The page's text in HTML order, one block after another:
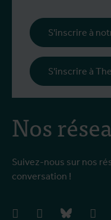
Nos
Suivez-nous sur nos
conversation !
facebookinstagrambluesky
S'inscrire à
S'inscrire à